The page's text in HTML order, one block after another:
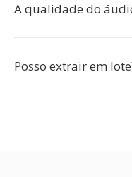
A qualidade do
Posso extrair em